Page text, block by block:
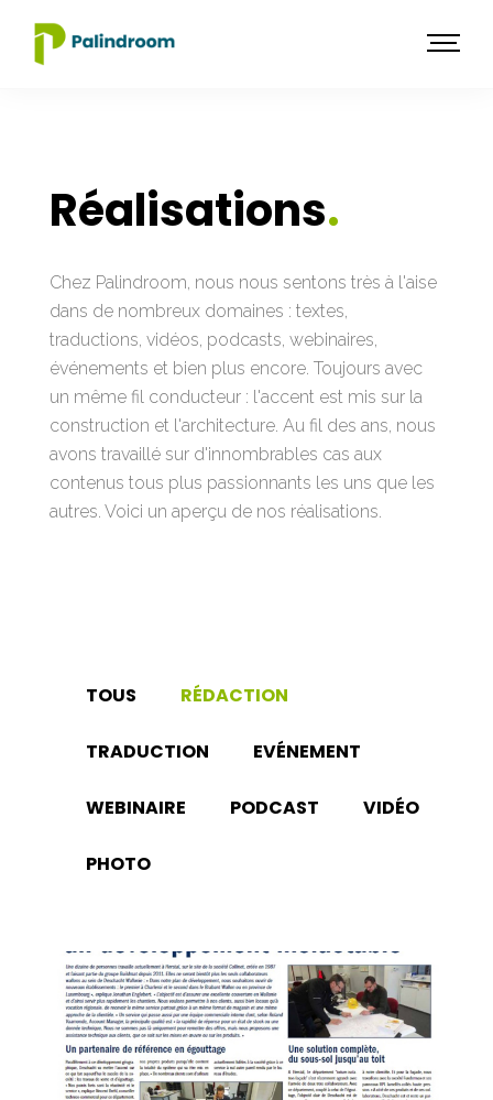
Réalisations.
Chez Palindroom, nous nous sentons très à l'aise
dans de nombreux domaines : textes,
traductions, vidéos, podcasts, webinaires,
événements et bien plus encore. Toujours avec
un même fil conducteur : l'accent est mis sur la
construction et l'architecture. Au fil des ans, nous
avons travaillé sur d'innombrables cas aux
contenus tous plus passionnants les uns que les
autres. Voici un aperçu de nos réalisations.
TOUS RÉDACTION
TRADUCTION EVÉNEMENT
WEBINAIRE PODCAST VIDÉO
PHOTO